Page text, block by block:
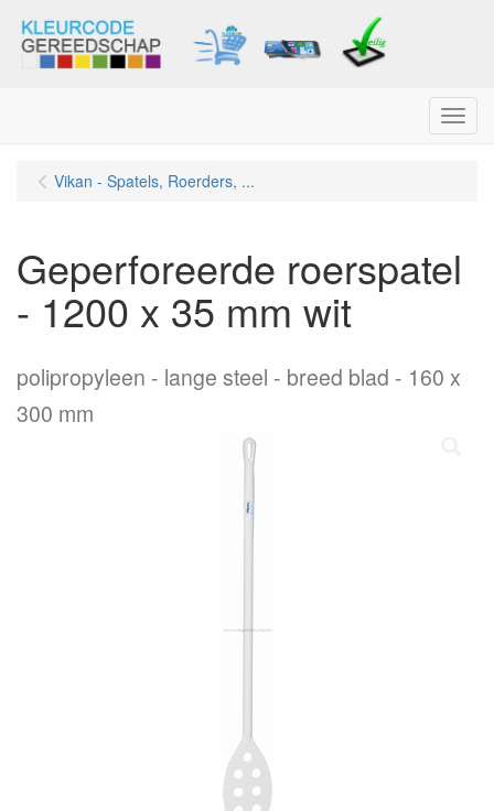
Menu
Vikan - Spatels, Roerders, ...
Geperforeerde roerspatel
- 1200 x 35 mm wit
polipropyleen - lange steel - breed blad - 160 x
300 mm